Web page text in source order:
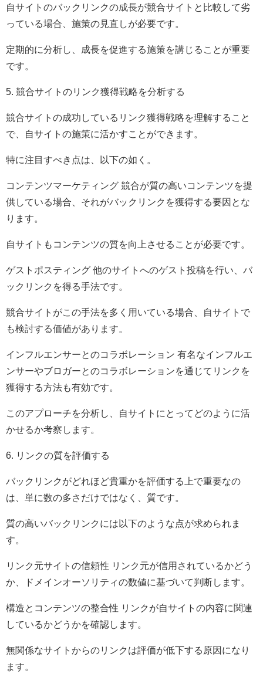
自サイトのバックリンクの成長が競合サイトと比較して劣
っている場合、施策の見直しが必要です。
定期的に分析し、成長を促進する施策を講じることが重要
です。
5. 競合サイトのリンク獲得戦略を分析する
競合サイトの成功しているリンク獲得戦略を理解すること
で、自サイトの施策に活かすことができます。
特に注目すべき点は、以下の如く。
コンテンツマーケティング 競合が質の高いコンテンツを提
供している場合、それがバックリンクを獲得する要因とな
ります。
自サイトもコンテンツの質を向上させることが必要です。
ゲストポスティング 他のサイトへのゲスト投稿を行い、バ
ックリンクを得る手法です。
競合サイトがこの手法を多く用いている場合、自サイトで
も検討する価値があります。
インフルエンサーとのコラボレーション 有名なインフルエ
ンサーやブロガーとのコラボレーションを通じてリンクを
獲得する方法も有効です。
このアプローチを分析し、自サイトにとってどのように活
かせるか考察します。
6. リンクの質を評価する
バックリンクがどれほど貴重かを評価する上で重要なの
は、単に数の多さだけではなく、質です。
質の高いバックリンクには以下のような点が求められま
す。
リンク元サイトの信頼性 リンク元が信用されているかどう
か、ドメインオーソリティの数値に基づいて判断します。
構造とコンテンツの整合性 リンクが自サイトの内容に関連
しているかどうかを確認します。
無関係なサイトからのリンクは評価が低下する原因になり
ます。